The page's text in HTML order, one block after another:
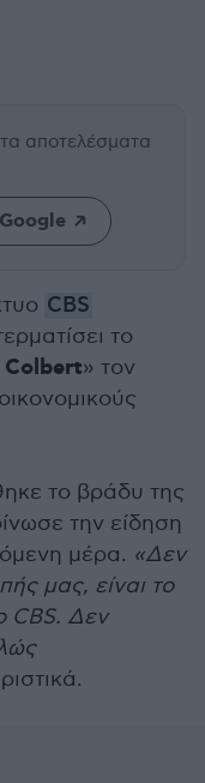
αποτελέσματα
CBS
το
» τον
το βράδυ της
την είδηση
μέρα. «Δεν
μας, είναι το
CBS. Δεν